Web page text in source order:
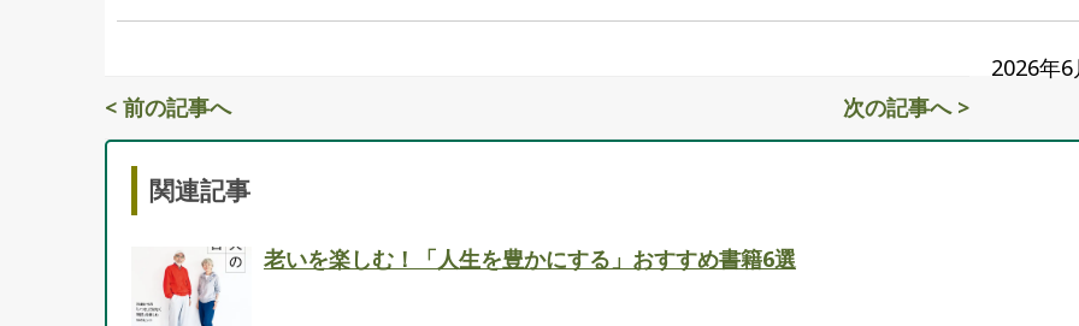
2026年6
< 前の記事へ
次の記事へ >
関連記事
老いを楽しむ！「人生を豊かにする」おすすめ書籍6選